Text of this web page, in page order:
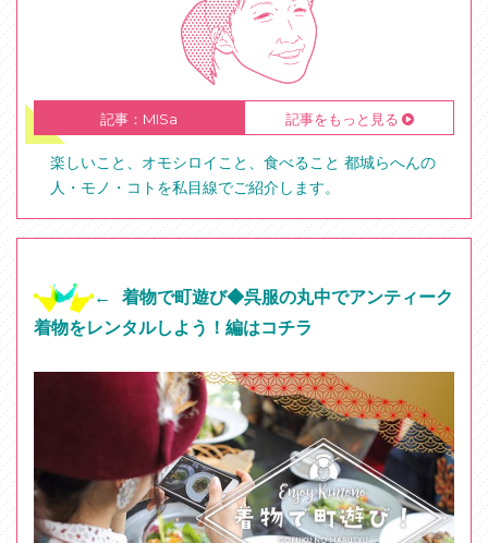
記事：MISa 記事をもっと見る
楽しいこと、オモシロイこと、食べること 都城らへんの
人・モノ・コトを私目線でご紹介します。
← 着物で町遊び◆呉服の丸中でアンティーク
着物をレンタルしよう！編はコチラ